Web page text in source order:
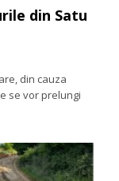
din Satu
din cauza
se vor prelungi